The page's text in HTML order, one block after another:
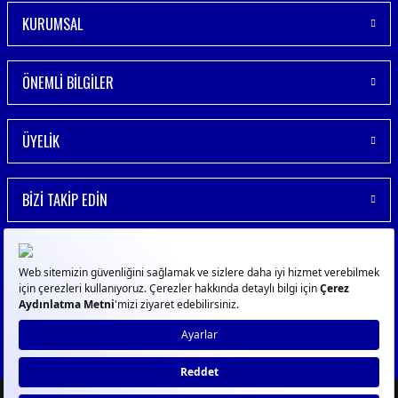
KURUMSAL
ÖNEMLİ BİLGİLER
ÜYELİK
BİZİ TAKİP EDİN